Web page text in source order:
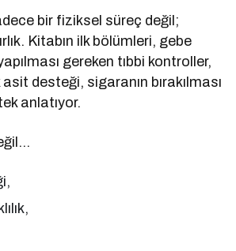
bir fiziksel süreç değil;
Kitabın ilk bölümleri, gebe
gereken tıbbi kontroller,
desteği, sigaranın bırakılması
anlatıyor.